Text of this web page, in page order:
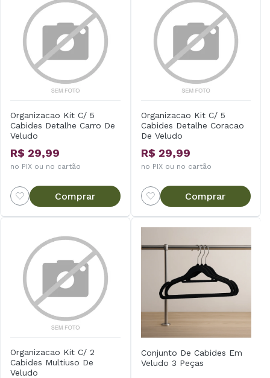
Organizacao Kit C/ 5
Cabides Detalhe Carro De
Veludo
R$ 29,99
no PIX ou no cartão
Comprar
Organizacao Kit C/ 5
Cabides Detalhe Coracao
De Veludo
R$ 29,99
no PIX ou no cartão
Comprar
Organizacao Kit C/ 2
Cabides Multiuso De
Veludo
Conjunto De Cabides Em
Veludo 3 Peças